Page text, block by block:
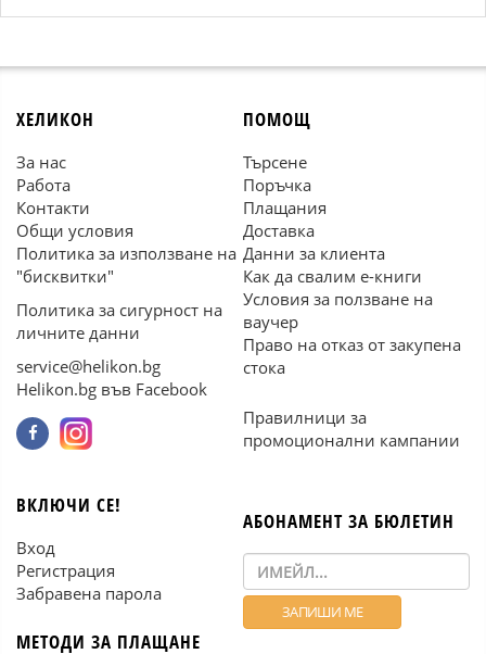
ХЕЛИКОН
За нас
Работа
Контакти
Общи условия
Политика за използване на
"бисквитки"
Политика за сигурност на
личните данни
service@helikon.bg
Helikon.bg във Facebook
ПОМОЩ
Търсене
Поръчка
Плащания
Доставка
Данни за клиента
Как да свалим е-книги
Условия за ползване на
ваучер
Право на отказ от закупена
стока
Правилници за
промоционални кампании
ВКЛЮЧИ СЕ!
Вход
Регистрация
Забравена парола
МЕТОДИ ЗА ПЛАЩАНЕ
АБОНАМЕНТ ЗА БЮЛЕТИН